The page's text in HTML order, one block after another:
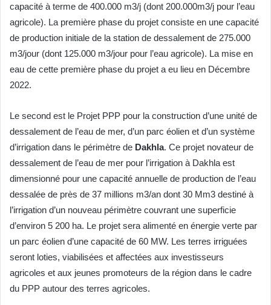
capacité à terme de 400.000 m3/j (dont 200.000m3/j pour l’eau
agricole). La première phase du projet consiste en une capacité
de production initiale de la station de dessalement de 275.000
m3/jour (dont 125.000 m3/jour pour l’eau agricole). La mise en
eau de cette première phase du projet a eu lieu en Décembre
2022.
Le second est le Projet PPP pour la construction d’une unité de
dessalement de l’eau de mer, d’un parc éolien et d’un système
d’irrigation dans le périmètre de Dakhla. Ce projet novateur de
dessalement de l’eau de mer pour l’irrigation à Dakhla est
dimensionné pour une capacité annuelle de production de l’eau
dessalée de près de 37 millions m3/an dont 30 Mm3 destiné à
l’irrigation d’un nouveau périmètre couvrant une superficie
d’environ 5 200 ha. Le projet sera alimenté en énergie verte par
un parc éolien d’une capacité de 60 MW. Les terres irriguées
seront loties, viabilisées et affectées aux investisseurs
agricoles et aux jeunes promoteurs de la région dans le cadre
du PPP autour des terres agricoles.